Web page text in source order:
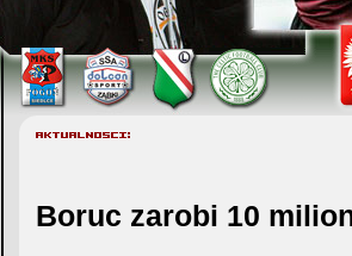
Boruc zarobi 10